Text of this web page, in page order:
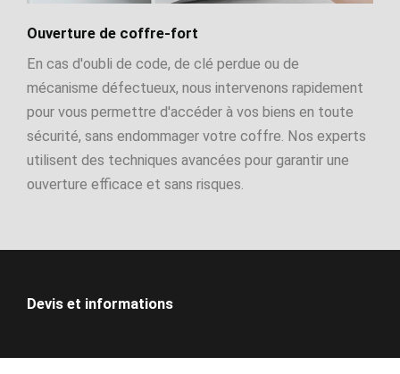
Ouverture de coffre-fort
En cas d'oubli de code, de clé perdue ou de
mécanisme défectueux, nous intervenons rapidement
pour vous permettre d'accéder à vos biens en toute
sécurité, sans endommager votre coffre. Nos experts
utilisent des techniques avancées pour garantir une
ouverture efficace et sans risques.
Devis et informations